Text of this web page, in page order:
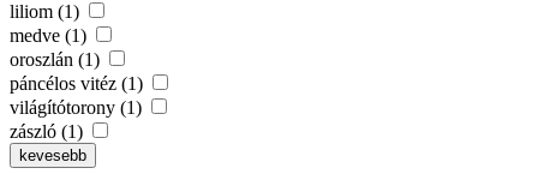
liliom (1)
medve (1)
oroszlán (1)
páncélos vitéz (1)
világítótorony (1)
zászló (1)
kevesebb